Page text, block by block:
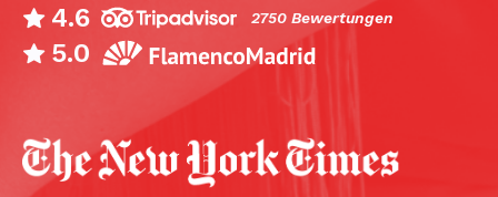
4.6 2750 Bewertungen
5.0